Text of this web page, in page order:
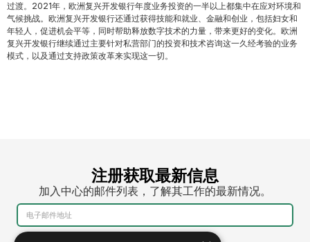
过渡。2021年，欧洲复兴开发银行年度业务投资的一半以上都集中在应对环境和
气候挑战。欧洲复兴开发银行还通过获得技能和就业、金融和创业，包括妇女和
年轻人，促进机会平等，同时帮助释放数字技术的力量，带来更好的变化。欧洲
复兴开发银行继续通过主要针对私营部门的投资和技术咨询这一久经考验的业务
模式，以及通过支持政策改革来实现这一切。
注册获取最新信息
加入中心的邮件列表，了解其工作的最新情况。